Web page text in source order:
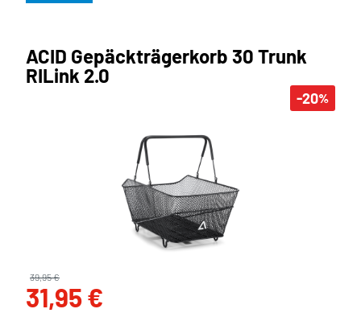
-20%
ACID Gepäckträgerkorb 30 Trunk
RILink 2.0
31,95 €
39,95 €